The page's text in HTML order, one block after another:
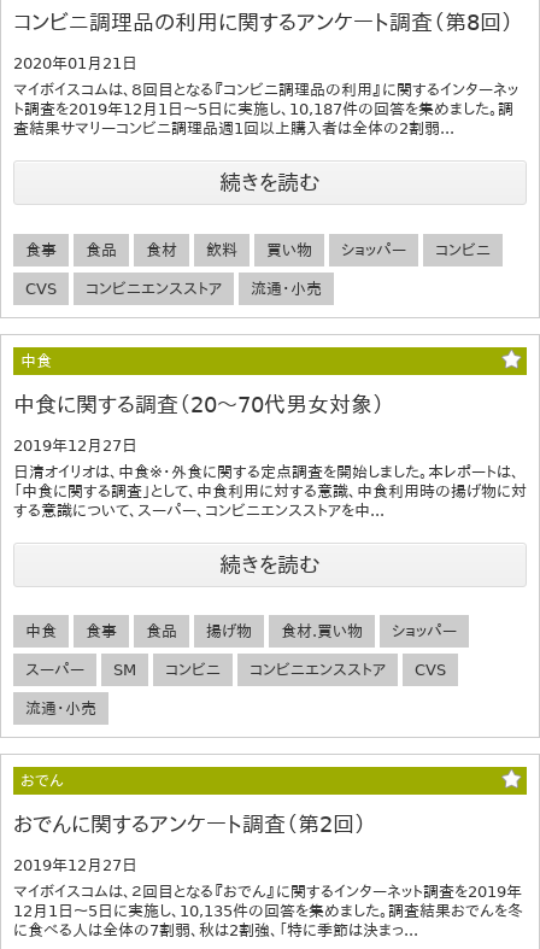
コンビニ調理品の利用に関するアンケート調査（第8回）
2020年01月21日
マイボイスコムは、８回目となる『コンビニ調理品の利用』に関するインターネッ
ト調査を2019年12月1日～5日に実施し、10,187件の回答を集めました。調
査結果サマリーコンビニ調理品週1回以上購入者は全体の2割弱...
続きを読む
食事 食品 食材 飲料 買い物 ショッパー コンビニ
CVS コンビニエンスストア 流通・小売
中食
中食に関する調査（20～70代男女対象）
2019年12月27日
日清オイリオは、中食※・外食に関する定点調査を開始しました。本レポートは、
「中食に関する調査」として、中食利用に対する意識、中食利用時の揚げ物に対
する意識について、スーパー、コンビニエンスストアを中...
続きを読む
中食 食事 食品 揚げ物 食材.買い物 ショッパー
スーパー SM コンビニ コンビニエンスストア CVS
流通・小売
おでん
おでんに関するアンケート調査（第2回）
2019年12月27日
マイボイスコムは、２回目となる『おでん』に関するインターネット調査を2019年
12月1日～5日に実施し、10,135件の回答を集めました。調査結果おでんを冬
に食べる人は全体の7割弱、秋は2割強、「特に季節は決まっ...